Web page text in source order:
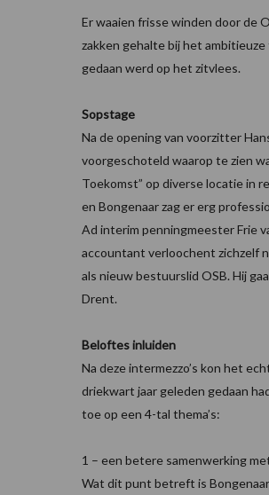
Er waaien frisse winden door de
zakken gehalte bij het
gedaan werd op het zitvlees.
Sopstage
Na de opening van voorzitter
voorgeschoteld waarop te zien
Toekomst” op diverse locatie in
en Bongenaar zag er erg
Ad interim penningmeester Frie
accountant verloochent zichzelf
als nieuw bestuurslid OSB. Hij
Drent.
Beloftes inluiden
Na deze intermezzo’s kon het
driekwart jaar geleden gedaan
toe op een 4-tal thema’s:
1 – een betere samenwerking
Wat dit punt betreft is